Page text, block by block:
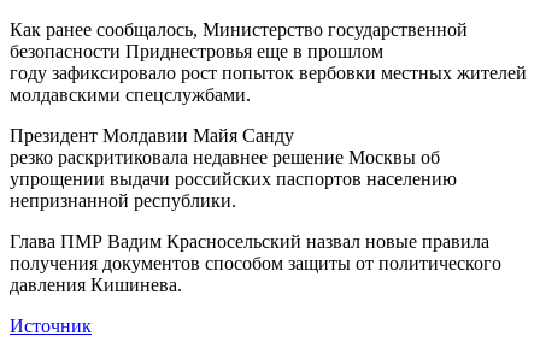
Как ранее сообщалось, Министерство государственной
безопасности Приднестровья еще в прошлом
году зафиксировало рост попыток вербовки местных жителей
молдавскими спецслужбами.
Президент Молдавии Майя Санду
резко раскритиковала недавнее решение Москвы об
упрощении выдачи российских паспортов населению
непризнанной республики.
Глава ПМР Вадим Красносельский назвал новые правила
получения документов способом защиты от политического
давления Кишинева.
Источник